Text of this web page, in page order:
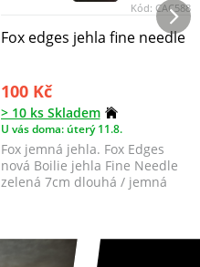
Kód: CAC588
Fox edges jehla fine needle
100 Kč
> 10 ks Skladem
U vás doma: úterý 11.8.
Fox jemná jehla. Fox Edges
nová Boilie jehla Fine Needle
zelená 7cm dlouhá / jemná